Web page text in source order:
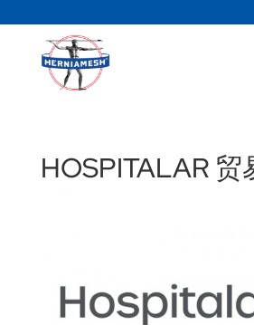
HOSPITALAR 贸